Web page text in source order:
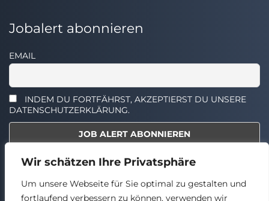
Wir schätzen Ihre Privatsphäre
Um unsere Webseite für Sie optimal zu gestalten und
fortlaufend verbessern zu können, verwenden wir
Jobalert abonnieren
EMAIL
INDEM DU FORTFÄHRST, AKZEPTIERST DU UNSERE
DATENSCHUTZERKLÄRUNG.
Select the widget you want to show.